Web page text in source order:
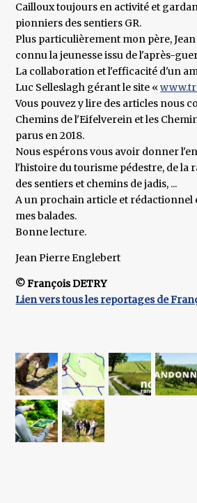
Cailloux toujours en activité et
pionniers des sentiers GR.
Plus particulièrement mon père,
connu la jeunesse issu de l'après-
La collaboration et l'efficacité d'un
Luc Selleslagh gérant le site «
Vous pouvez y lire des articles nous
Chemins de l'Eifelverein et les
parus en 2018.
Nous espérons vous avoir donner
l'histoire du tourisme pédestre, de la
des sentiers et chemins de jadis, ...
A un prochain article et rédactionnel
mes balades.
Bonne lecture.
Jean Pierre Englebert
© François DETRY
Lien vers tous les reportages de